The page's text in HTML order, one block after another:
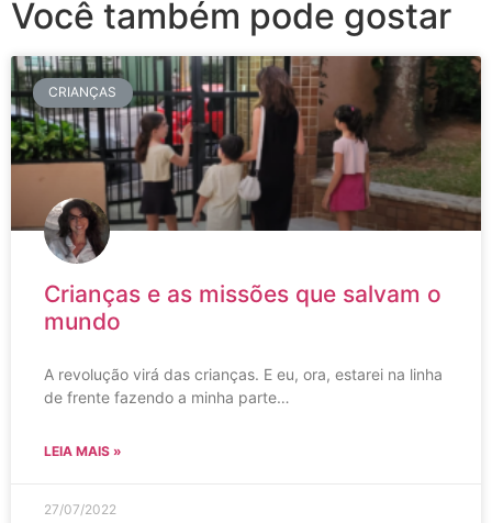
Você também pode gostar
CRIANÇAS
Crianças e as missões que salvam o
mundo
A revolução virá das crianças. E eu, ora, estarei na linha
de frente fazendo a minha parte…
LEIA MAIS »
27/07/2022